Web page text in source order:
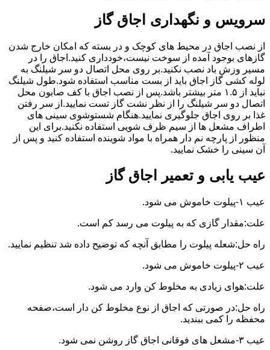
سرویس و نگهداری اجاق گاز
از نصب اجاق در محیط های کوچک و در بسته که امکان خارج شدن
گازهای بوجود آمده از سوخت نیست،خودداری کنید.اجاق را در
مسیر وزش باد نصب نکنید.بر روی محل اتصال دو سر شیلنگ به
لوله کشی گاز اجاق باید از بست مناسب استفاده شود.طول شیلنگ
نباید از ۱.۵ متر بیشتر باشد.پس از نصب اجاق با کف صابون محل
اتصال دو سر شیلنگ را از نظر نشت گاز تست نمایید.از سر رفتن
غذا بر روی اجاق جلوگیری نمایید.هنگام شستوشوی سینی های
اطراف مشعل ها از سیم ظرف شویی استفاده نکنید.برای این
منظور از پارچه نم دار همراه با مواد شوینده استفاده کنید و پس از
آن سینی را خشک نمایید.
عیب یابی و تعمیر اجاق گاز
عیب ۱-پیلوت خاموش می شود.
علت:مقدار گازی که به پیلوت می رسد کم است.
راه حل:شعله پیلوت را مطابق آنچه که توضیح داده شد تنظیم نمایید.
عیب ۲-پیلوت خاموش می شود.
علت:هوای زیادی به مخلوط کن وارد می شود.
راه حل:در صورتی که اجاق از نوع مخلوط کن دار است،صفحه
محفظه را کمی ببندید.
عیب ۳-مشعل های فوقانی اجاق گاز روشن نمی شود.